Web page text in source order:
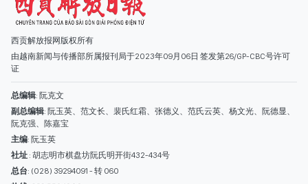
社址: 胡志明市棋盘坊阮氏明开街432-434号
总台: (028) 39294091 - 转 060
热线: 096.558.1888
编辑部: (028) 39294092 - 转 060
电子信箱
广告部
(028) 38334185
quangcaohoavan09@gmail.com;